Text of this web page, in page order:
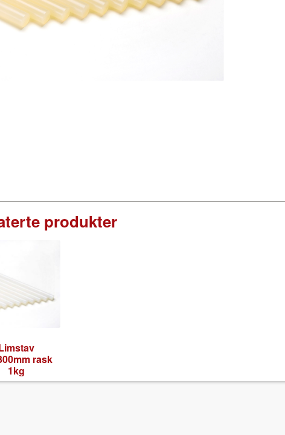
produkter
rask
1kg